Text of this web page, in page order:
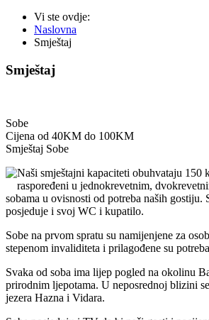
Vi ste ovdje:
Naslovna
Smještaj
Smještaj
Sobe
Cijena od 40KM do 100KM
Smještaj Sobe
Naši smještajni kapaciteti obuhvataju 150
raspoređeni u jednokrevetnim,
sobama u ovisnosti od potreba naših gostiju.
posjeduje i svoj WC i kupatilo.
Sobe na prvom spratu su namijenjene za
stepenom invaliditeta i prilagođene su
Svaka od soba ima lijep pogled na okolinu
prirodnim ljepotama. U neposrednoj blizini
jezera Hazna i Vidara.